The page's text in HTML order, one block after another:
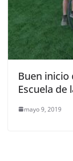
Buen
Escuela de
mayo 9, 2019